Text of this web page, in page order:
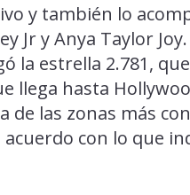
y también lo
Jr y Anya Taylor
la estrella 2.781,
llega hasta
de las zonas más
acuerdo con lo que